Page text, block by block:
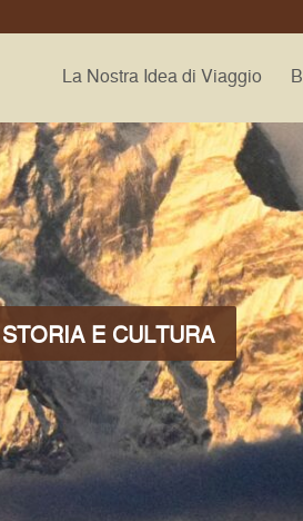
La Nostra Idea di Viaggio
E CULTURA